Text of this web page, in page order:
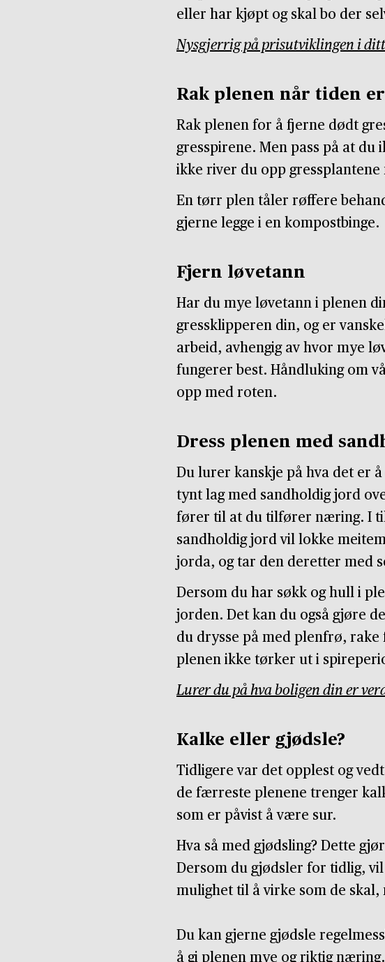
eller har kjøpt og skal bo der
Nysgjerrig på prisutviklingen i ditt
Rak plenen når tiden
Rak plenen for å fjerne dødt
gresspirene. Men pass på at
ikke river du opp gressplantene
En tørr plen tåler røffere
gjerne legge i en kompostbinge.
Fjern løvetann
Har du mye løvetann i plenen
gressklipperen din, og er
arbeid, avhengig av hvor mye
fungerer best. Håndluking om
opp med roten.
Dress plenen med
Du lurer kanskje på hva det er
tynt lag med sandholdig jord
fører til at du tilfører næring. I
sandholdig jord vil lokke
jorda, og tar den deretter med
Dersom du har søkk og hull i
jorden. Det kan du også gjøre
du drysse på med plenfrø,
plenen ikke tørker ut i
Lurer du på hva boligen din er
Kalke eller gjødsle?
Tidligere var det opplest og
de færreste plenene trenger
som er påvist å være sur.
Hva så med gjødsling? Dette
Dersom du gjødsler for tidlig,
mulighet til å virke som de
Du kan gjerne gjødsle
å gi plenen mye og riktig næring.